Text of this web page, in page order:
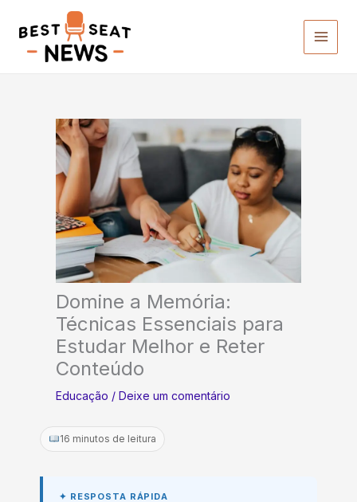
para
conteúdo
Domine a Memória:
Técnicas Essenciais para
Estudar Melhor e Reter
Conteúdo
Educação / Deixe um comentário
16 minutos de leitura